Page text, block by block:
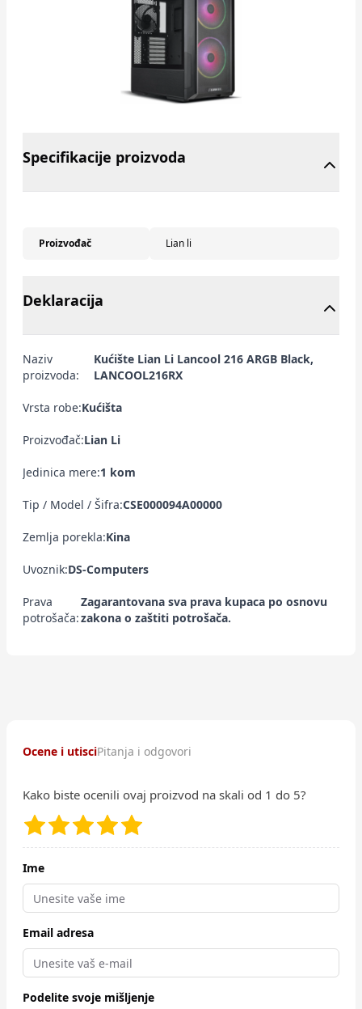
Specifikacije proizvoda
Proizvođač Lian li
Deklaracija
Naziv
proizvoda:
Kućište Lian Li Lancool 216 ARGB Black,
LANCOOL216RX
Vrsta robe:Kućišta
Proizvođač:Lian Li
Jedinica mere:1 kom
Tip / Model / Šifra:CSE000094A00000
Zemlja porekla:Kina
Uvoznik:DS-Computers
Prava
potrošača:
Zagarantovana sva prava kupaca po osnovu
zakona o zaštiti potrošača.
Ocene i utisciPitanja i odgovori
Kako biste ocenili ovaj proizvod na skali od 1 do 5?
Ime
Email adresa
Podelite svoje mišljenje